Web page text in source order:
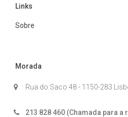
Links
Sobre
Morada
Rua do Saco 48 - 1150-283
213 828 460 (Chamada para a